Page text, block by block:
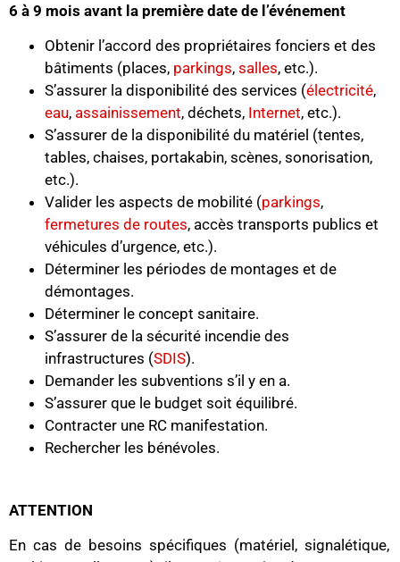
6 à 9 mois avant la première date de l’événement
Obtenir l’accord des propriétaires fonciers et des
bâtiments (places, parkings, salles, etc.).
S’assurer la disponibilité des services (électricité,
eau, assainissement, déchets, Internet, etc.).
S’assurer de la disponibilité du matériel (tentes,
tables, chaises, portakabin, scènes, sonorisation,
etc.).
Valider les aspects de mobilité (parkings,
fermetures de routes, accès transports publics et
véhicules d’urgence, etc.).
Déterminer les périodes de montages et de
démontages.
Déterminer le concept sanitaire.
S’assurer de la sécurité incendie des
infrastructures (SDIS).
Demander les subventions s’il y en a.
S’assurer que le budget soit équilibré.
Contracter une RC manifestation.
Rechercher les bénévoles.
ATTENTION
En cas de besoins spécifiques (matériel, signalétique,